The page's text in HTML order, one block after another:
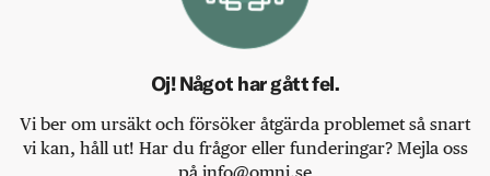
Oj! Något har gått fel.
Vi ber om ursäkt och försöker åtgärda problemet så snart
vi kan, håll ut! Har du frågor eller funderingar? Mejla oss